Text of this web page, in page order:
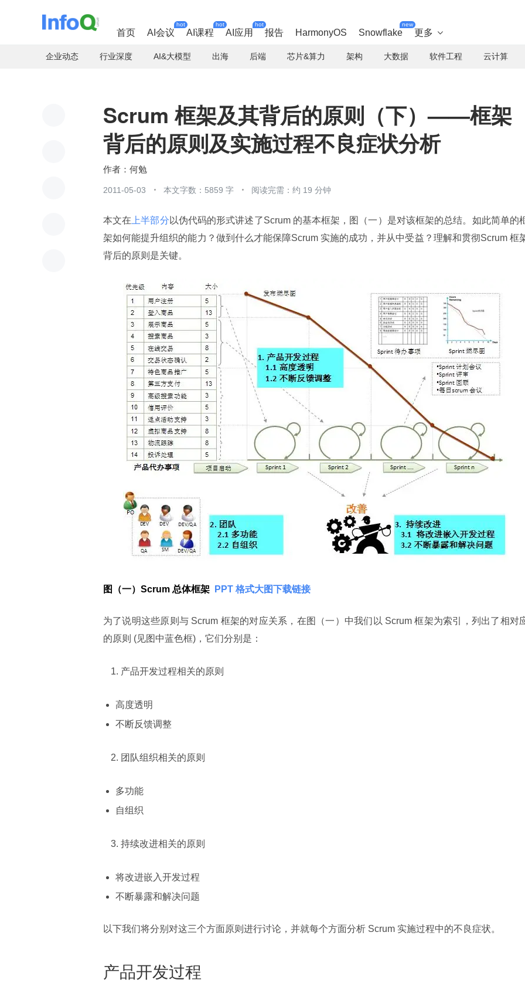
首页 AI会议
hot
AI课程
hot
AI应用
hot
报告 HarmonyOS Snowflake
new
更多 
企业动态 行业深度 AI&大模型 出海 后端 芯片&算力 架构 大数据 软件工程 云计算
Scrum 框架及其背后的原则（下）——框架
背后的原则及实施过程不良症状分析
何勉
2011-05-03 本文字数：5859 字 阅读完需：约 19 分钟
本文在 上半部分 以伪代码的形式讲述了Scrum 的基本框架，图（一）是对该框架的总结。如此简单的
架如何能提升组织的能力？做到什么才能保障Scrum 实施的成功，并从中受益？理解和贯彻Scrum 框
背后的原则是关键。
图（一）Scrum 总体框架 PPT 格式大图下载链接
为了说明这些原则与 Scrum 框架的对应关系，在图（一）中我们以 Scrum 框架为索引，列出了相对
的原则 (见图中蓝色框)，它们分别是：
产品开发过程相关的原则
高度透明
不断反馈调整
团队组织相关的原则
多功能
自组织
持续改进相关的原则
将改进嵌入开发过程
不断暴露和解决问题
以下我们将分别对这三个方面原则进行讨论，并就每个方面分析 Scrum 实施过程中的不良症状。
产品开发过程